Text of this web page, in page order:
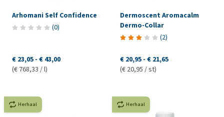
Arhomani Self Confidence
(0)
€ 23,05 - € 43,00
(€ 768,33 / l)
Dermoscent Aromacalm
Dermo-Collar
(2)
€ 20,95 - € 21,65
(€ 20,95 / st)
Herhaal Herhaal